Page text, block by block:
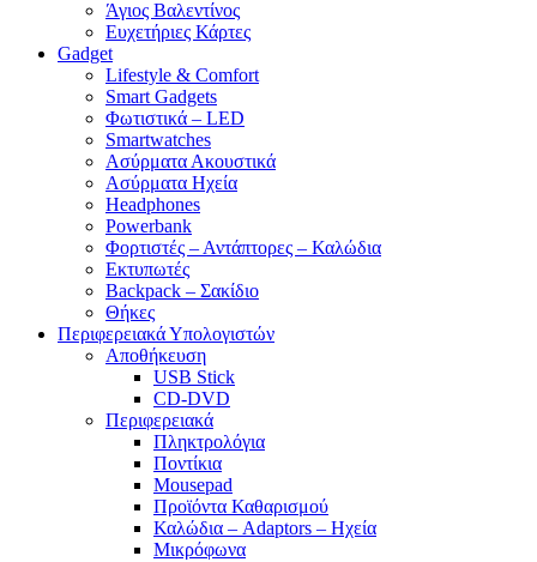
Άγιος Βαλεντίνος
Ευχετήριες Κάρτες
Gadget
Lifestyle & Comfort
Smart Gadgets
Φωτιστικά – LED
Smartwatches
Ασύρματα Ακουστικά
Ασύρματα Ηχεία
Headphones
Powerbank
Φορτιστές – Αντάπτορες – Καλώδια
Εκτυπωτές
Backpack – Σακίδιο
Θήκες
Περιφερειακά Υπολογιστών
Αποθήκευση
USB Stick
CD-DVD
Περιφερειακά
Πληκτρολόγια
Ποντίκια
Mousepad
Προϊόντα Καθαρισμού
Καλώδια – Adaptors – Ηχεία
Μικρόφωνα